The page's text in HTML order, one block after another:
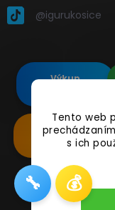
Tento web
s ich
@igurukosice
Výkup
Renovované
Samsung's
Copyright 2026
🔧 💰